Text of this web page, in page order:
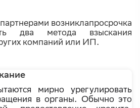
возниклапросрочка
два метода взыскания
компаний или ИП.
мирно урегулировать
в органы. Обычно это